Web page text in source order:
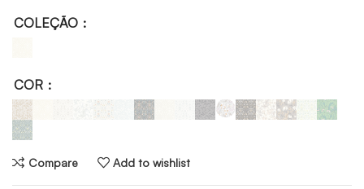
COLEÇÃO
COR
Compare Add to wishlist